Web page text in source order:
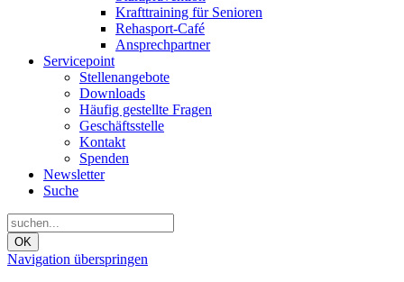
Krafttraining für Senioren
Rehasport-Café
Ansprechpartner
Servicepoint
Stellenangebote
Downloads
Häufig gestellte Fragen
Geschäftsstelle
Kontakt
Spenden
Newsletter
Suche
OK
Navigation überspringen